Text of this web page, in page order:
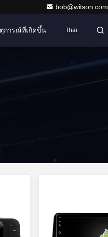
bob@witson.com
ตุการณ์ที่เกิดขึ้น Thai